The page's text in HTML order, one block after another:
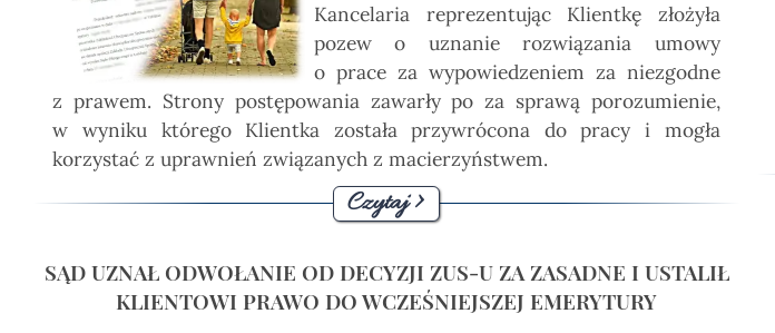
Kancelaria reprezentując Klientkę złożyła
pozew o uznanie rozwiązania umowy
o prace za wypowiedzeniem za niezgodne
z prawem. Strony postępowania zawarły po za sprawą porozumienie,
w wyniku którego Klientka została przywrócona do pracy i mogła
korzystać z uprawnień związanych z macierzyństwem.
Czytaj >
SĄD UZNAŁ ODWOŁANIE OD DECYZJI ZUS-U ZA ZASADNE I USTALIŁ
KLIENTOWI PRAWO DO WCZEŚNIEJSZEJ EMERYTURY